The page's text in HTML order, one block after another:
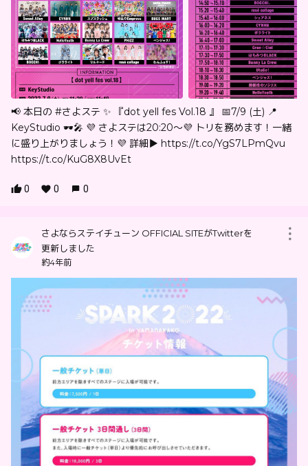
📢 本日の #さよステ ✨ 『dot yell fes Vol.18 』 📅7/9 (土) 📍
KeyStudio 🕶🎤 💜 さよステは20:20〜💜 トリを務めます！一緒
に盛り上がりましょう！💜 詳細▶︎ https://t.co/YgS7LPmQvu
https://t.co/KuG8X8UvEt
0 0 0
さよならステイチューン OFFICIAL SITEがTwitterを
更新しました
約4年前